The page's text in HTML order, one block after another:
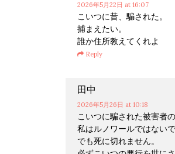
2026年5月22日 at 16:07
こいつに昔、騙された。
捕まえたい。
誰か住所教えてくれよ
Reply
田中
2026年5月26日 at 10:18
こいつに騙された被害者の
私はルノワールではない
でも死に切れません。